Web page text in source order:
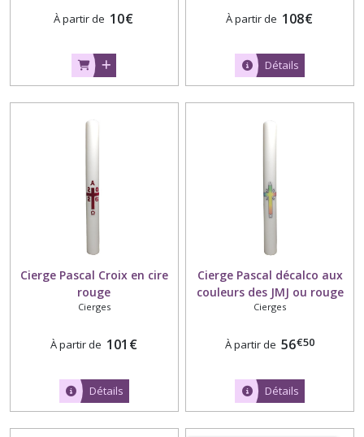
À partir de 10€ À partir de 108€
Détails
Cierge Pascal Croix en cire
rouge
Cierges
À partir de 101 €
Détails
Cierge Pascal décalco aux
couleurs des JMJ ou rouge
uni
Cierges
À partir de 56€50
Détails